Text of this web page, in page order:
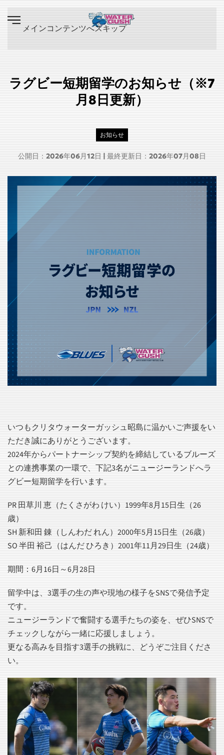
メインコンテンツへスキップ
ラグビー短期留学のお知らせ（※7
月8日更新）
お知らせ
公開日：2026年06月12日 | 最終更新日：2026年07月08日
いつもクリタウォーターガッシュ昭島に温かいご声援をい
ただき誠にありがとうございます。
2024年からパートナーシップ契約を締結しているブルーズ
との連携事業の一環で、下記3名がニュージーランドへラ
グビー短期留学を行います。
PR 田草川 恵（たくさがわ けい）1999年8月15日生（26
歳）
SH 新和田 錬（しんわだ れん）2000年5月15日生（26歳）
SO 半田 裕己（はんだ ひろき）2001年11月29日生（24歳）
期間：6月16日～6月28日
留学中は、3選手の生の声や現地の様子をSNSで発信予定
です。
ニュージーランドで奮闘する選手たちの姿を、ぜひSNSで
チェックしながら一緒に応援しましょう。
更なる高みを目指す3選手の挑戦に、どうぞご注目くださ
い。